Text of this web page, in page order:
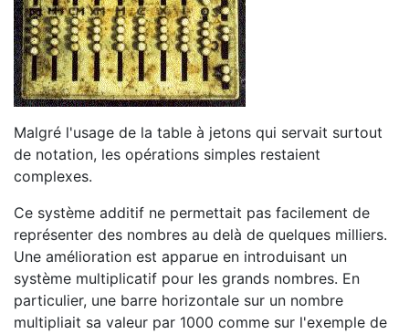
Malgré l'usage de la table à jetons qui servait surtout
de notation, les opérations simples restaient
complexes.
Ce système additif ne permettait pas facilement de
représenter des nombres au delà de quelques milliers.
Une amélioration est apparue en introduisant un
système multiplicatif pour les grands nombres. En
particulier, une barre horizontale sur un nombre
multipliait sa valeur par 1000 comme sur l'exemple de